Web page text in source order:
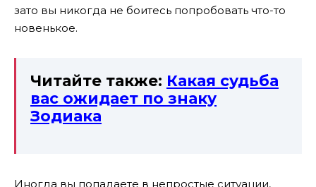
зато вы никогда не боитесь попробовать что-то
новенькое.
Читайте также: Какая судьба
вас ожидает по знаку
Зодиака
Иногда вы попадаете в непростые ситуации,